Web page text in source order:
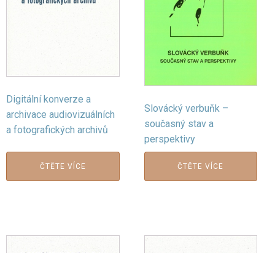
Digitální konverze a
archivace audiovizuálních
a fotografických archivů
ČTĚTE VÍCE
Slovácký verbuňk –
současný stav a
perspektivy
ČTĚTE VÍCE